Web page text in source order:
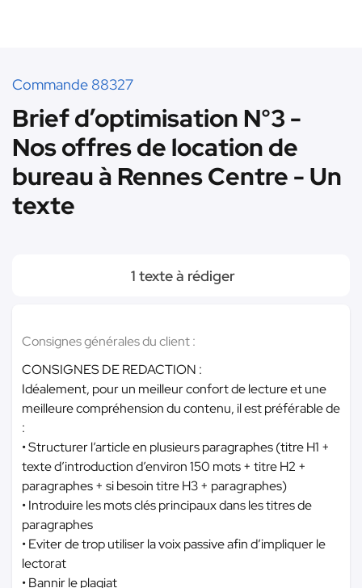
Commande 88327
Brief d’optimisation N°3 -
Nos offres de location de
bureau à Rennes Centre - Un
texte
1 texte à rédiger
Consignes générales du client :
CONSIGNES DE REDACTION :
Idéalement, pour un meilleur confort de lecture et une
meilleure compréhension du contenu, il est préférable de
:
• Structurer l’article en plusieurs paragraphes (titre H1 +
texte d’introduction d’environ 150 mots + titre H2 +
paragraphes + si besoin titre H3 + paragraphes)
• Introduire les mots clés principaux dans les titres de
paragraphes
• Eviter de trop utiliser la voix passive afin d’impliquer le
lectorat
• Bannir le plagiat